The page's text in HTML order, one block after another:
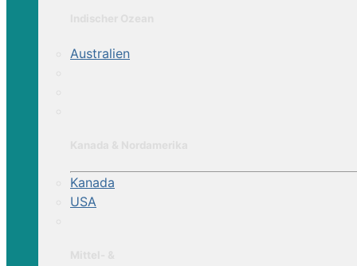
Australien
Kanada
USA